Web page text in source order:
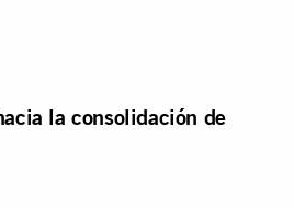
la consolidación de